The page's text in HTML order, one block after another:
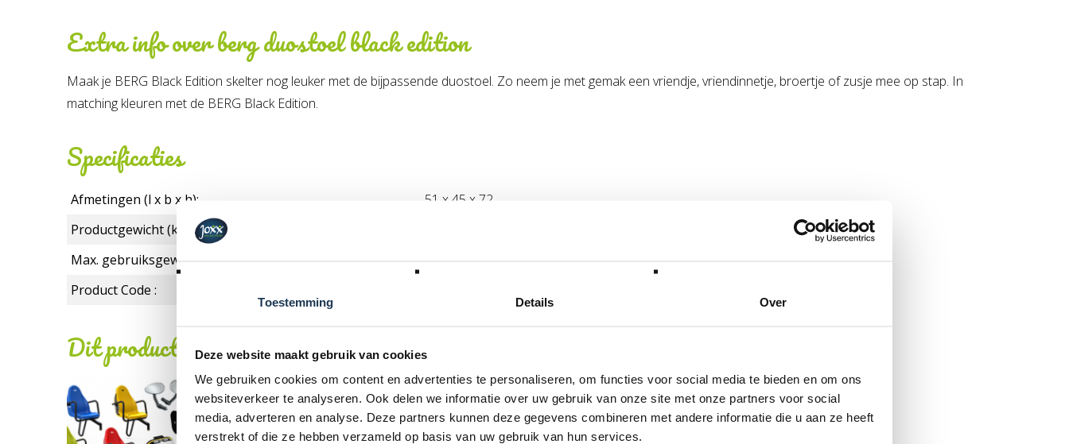
Toestemming Details Over
Deze website maakt gebruik van cookies
We gebruiken cookies om content en advertenties te personaliseren, om functies voor social media te bieden en om ons
websiteverkeer te analyseren. Ook delen we informatie over uw gebruik van onze site met onze partners voor social
media, adverteren en analyse. Deze partners kunnen deze gegevens combineren met andere informatie die u aan ze heeft
verstrekt of die ze hebben verzameld op basis van uw gebruik van hun services.
Extra info overberg duostoel black edition
Maak je BERG Black Edition skelter nog leuker met de bijpassende duostoel. Zo neem je met gemak een vriendje, vriendinnetje, broertje of zusje mee op stap. In
matching kleuren met de BERG Black Edition.
Specificaties
Afmetingen (l x b x h):
51 x 45 x 72
Productgewicht (kg):
Max. gebruiksgewicht in kg:
Product Code :
Dit product behoort tot de volgende categorie(ën)